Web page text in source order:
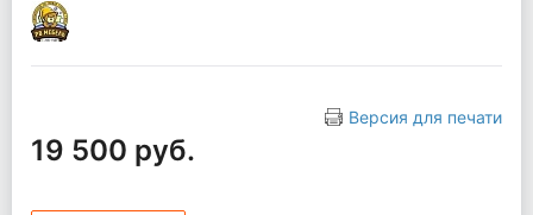
Версия для печати
19 500 руб.